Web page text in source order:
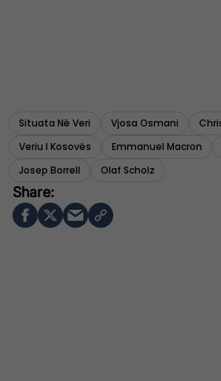
Situata Në Veri Vjosa Osmani
Veriu I Kosovës
Emmanuel Macron
Josep Borrell
Olaf Scholz